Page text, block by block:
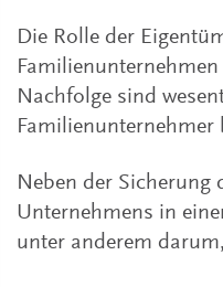
Die Rolle der
Nachfolge sind
Familienunternehmer
Neben der Sicherung
Unternehmens in
unter anderem darum,